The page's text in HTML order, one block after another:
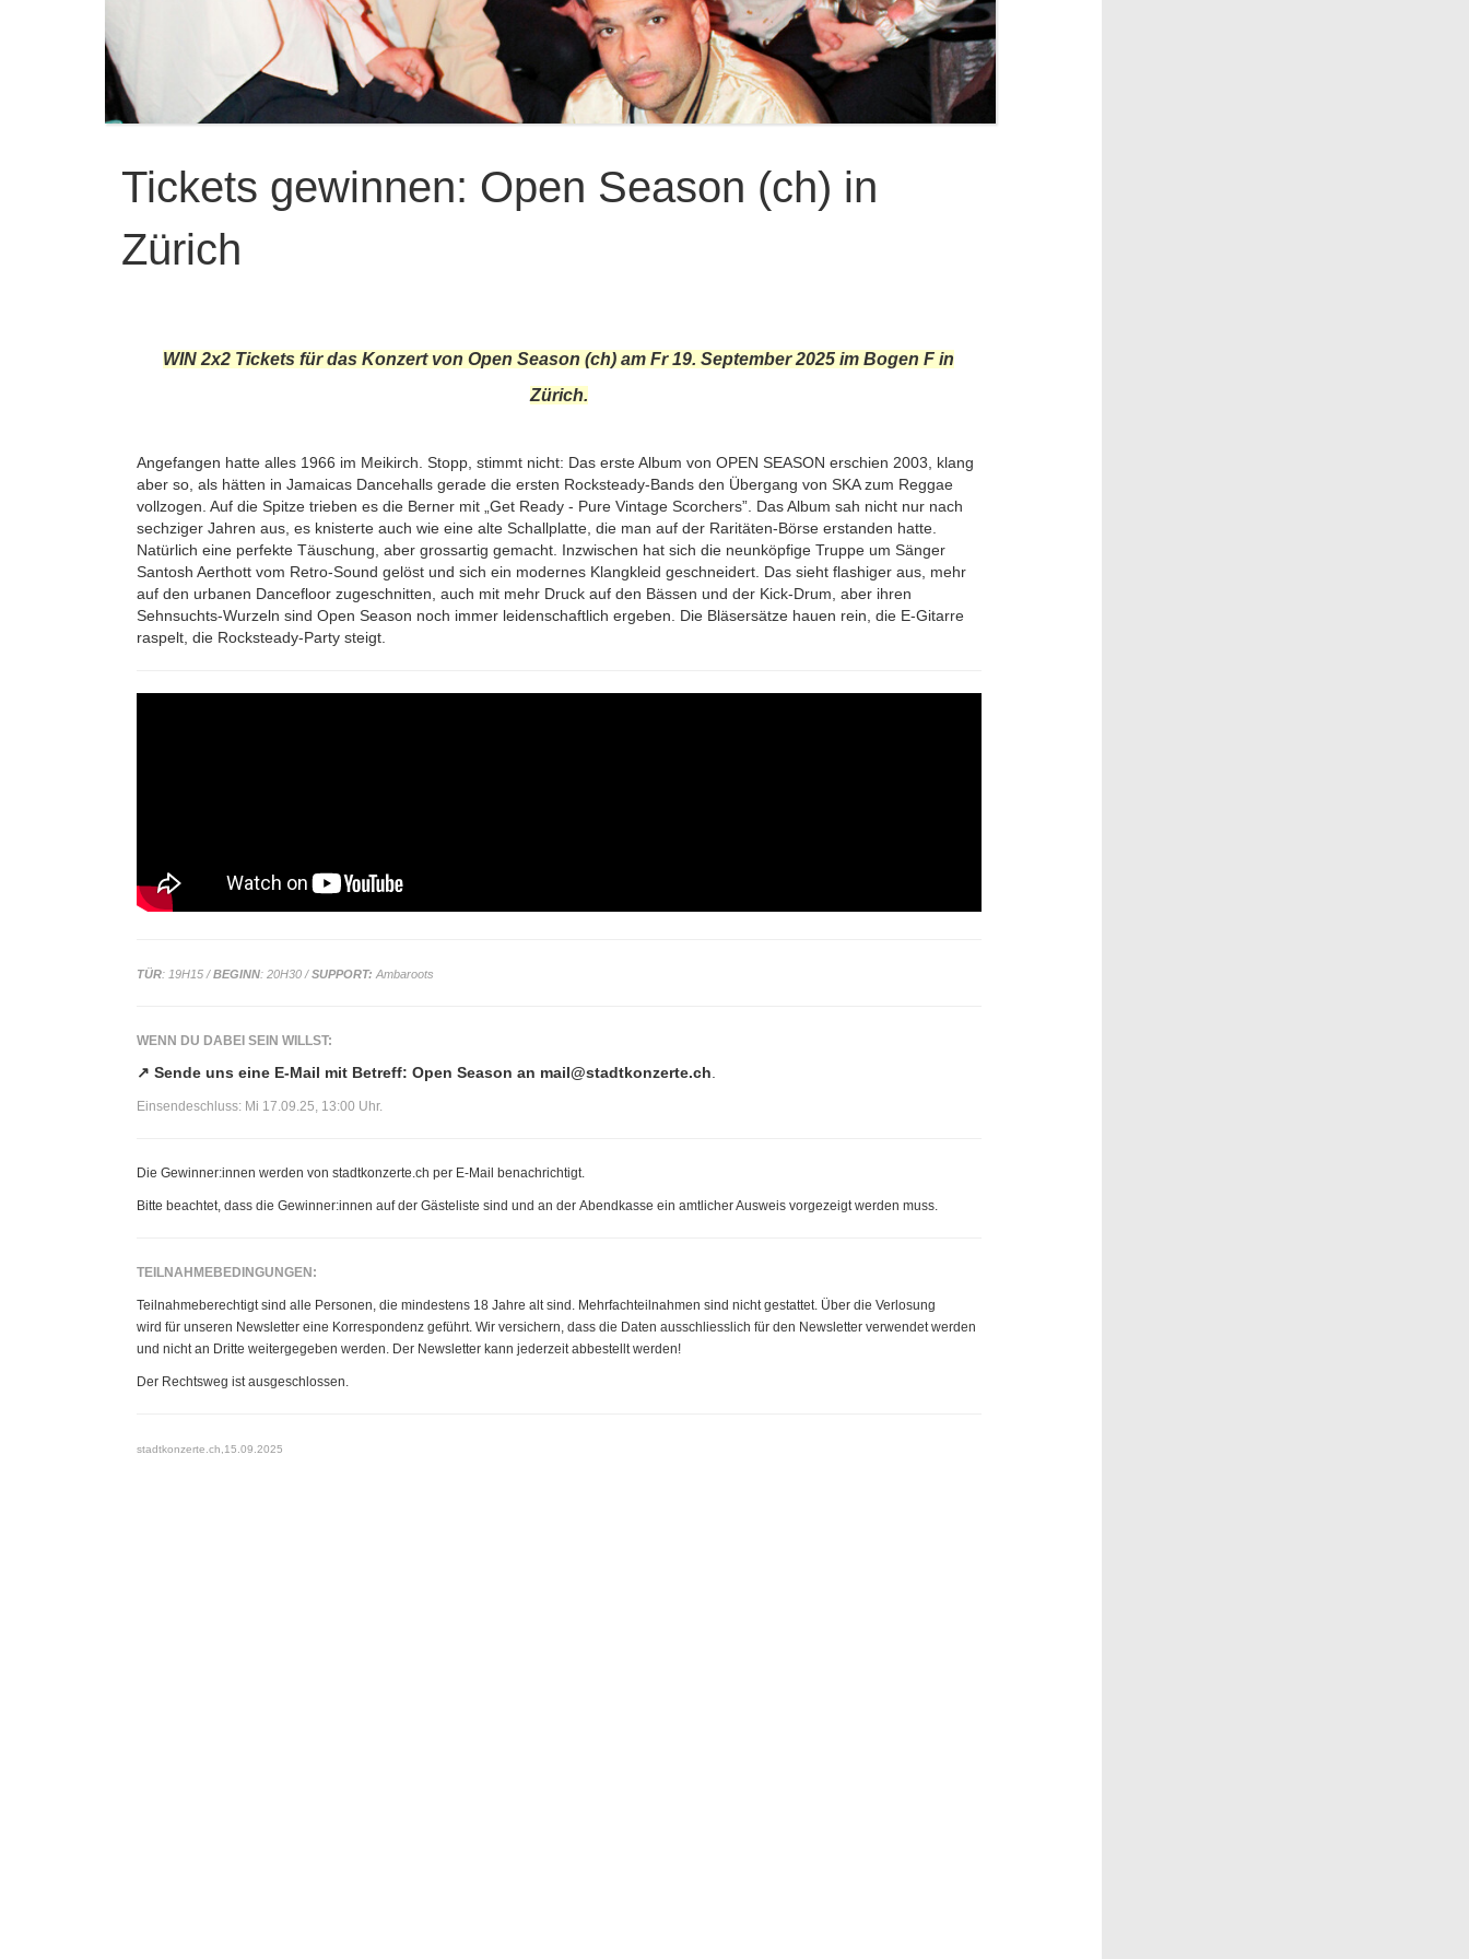
Tickets gewinnen: Open Season (ch) in
Zürich
WIN 2x2 Tickets für das Konzert von Open Season (ch) am Fr 19. September 2025 im Bogen F in
Zürich.
Angefangen hatte alles 1966 im Meikirch. Stopp, stimmt nicht: Das erste Album von OPEN SEASON erschien 2003, klang
aber so, als hätten in Jamaicas Dancehalls gerade die ersten Rocksteady-Bands den Übergang von SKA zum Reggae
vollzogen. Auf die Spitze trieben es die Berner mit „Get Ready - Pure Vintage Scorchers”. Das Album sah nicht nur nach
sechziger Jahren aus, es knisterte auch wie eine alte Schallplatte, die man auf der Raritäten-Börse erstanden hatte.
Natürlich eine perfekte Täuschung, aber grossartig gemacht. Inzwischen hat sich die neunköpfige Truppe um Sänger
Santosh Aerthott vom Retro-Sound gelöst und sich ein modernes Klangkleid geschneidert. Das sieht flashiger aus, mehr
auf den urbanen Dancefloor zugeschnitten, auch mit mehr Druck auf den Bässen und der Kick-Drum, aber ihren
Sehnsuchts-Wurzeln sind Open Season noch immer leidenschaftlich ergeben. Die Bläsersätze hauen rein, die E-Gitarre
raspelt, die Rocksteady-Party steigt.
TÜR: 19H15 /BEGINN: 20H30 /SUPPORT:Ambaroots
WENN DU DABEI SEIN WILLST:
↗ Sende uns eine E-Mail mit Betreff: Open Season an mail@stadtkonzerte.ch
Einsendeschluss: Mi 17.09.25, 13:00 Uhr.
Die Gewinner:innen werden von stadtkonzerte.ch per E-Mail benachrichtigt.
Bitte beachtet, dass die Gewinner:innen auf der Gästeliste sind und an der Abendkasse ein amtlicher Ausweis vorgezeigt werden muss.
TEILNAHMEBEDINGUNGEN:
Teilnahmeberechtigt sind alle Personen, die mindestens 18 Jahre alt sind. Mehrfachteilnahmen sind nicht gestattet. Über die Verlosung
wird für unseren Newsletter eine Korrespondenz geführt. Wir versichern, dass die Daten ausschliesslich für den Newsletter verwendet werden
und nicht an Dritte weitergegeben werden. Der Newsletter kann jederzeit abbestellt werden!
Der Rechtsweg ist ausgeschlossen.
stadtkonzerte.ch,15.09.2025